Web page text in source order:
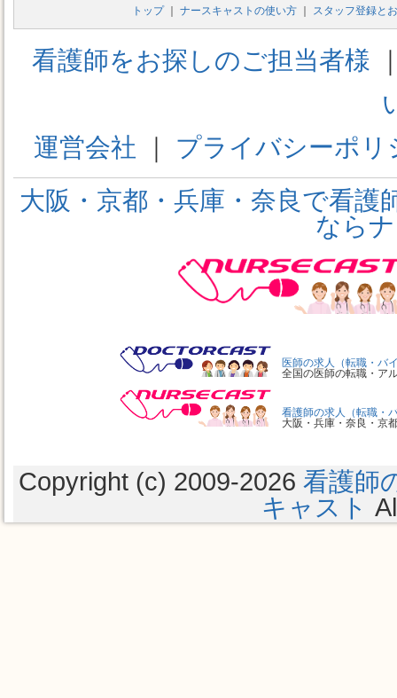
トップ｜ ナースキャストの使い方｜ スタッフ登録と
看護師をお探しのご担当者様
運営会社 ｜ プライバシーポリ
大阪・京都・兵庫・奈良で看
なら
医師の求人（転職・バ
全国の医師の転職・ア
看護師の求人（転職・
大阪・兵庫・奈良・京
Copyright (c) 2009-2026 看護師
キャスト